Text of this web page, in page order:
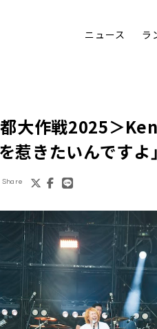
ニュース ラ
都大作戦2025＞
惹きたいんですよ」
Share